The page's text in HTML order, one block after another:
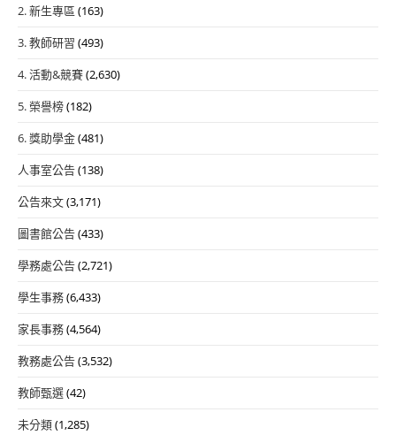
2. 新生專區 (163)
3. 教師研習 (493)
4. 活動&競賽(2,630)
5. 榮譽榜(182)
6. 獎助學金(481)
人事室公告(138)
公告來文(3,171)
圖書館公告(433)
學務處公告(2,721)
學生事務(6,433)
家長事務(4,564)
教務處公告(3,532)
教師甄選(42)
未分類(1,285)